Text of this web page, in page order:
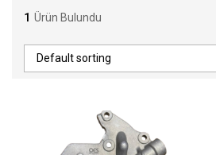
1 Ürün Bulundu
Default sorting